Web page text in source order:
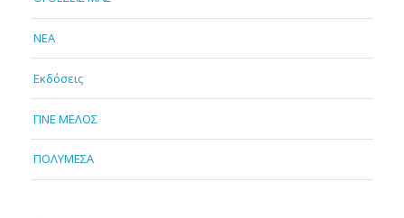
NEA
Εκδόσεις
ΓΙΝΕ ΜΕΛΟΣ
ΠΟΛΥΜΕΣΑ